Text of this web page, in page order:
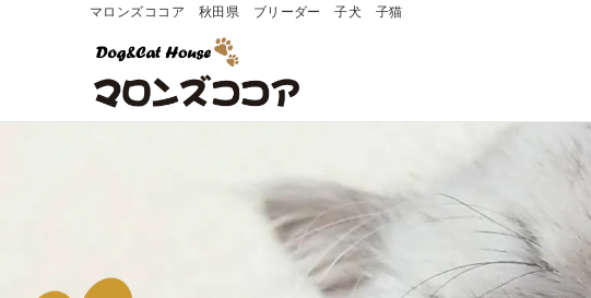
マロンズココア 秋田県 ブリーダー 子犬 子猫